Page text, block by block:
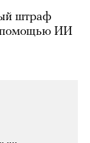
штраф
помощью ИИ